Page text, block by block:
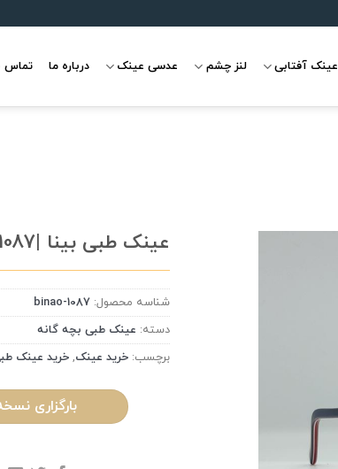
عینک آفتابی لنز چشم عدسی عینک درباره ما تماس
عینک طبی بینا |1087
شناسه محصول: binao-1087
دسته: عینک طبی بچه گانه
برچسب: خرید عینک, خرید عینک
بارگزاری